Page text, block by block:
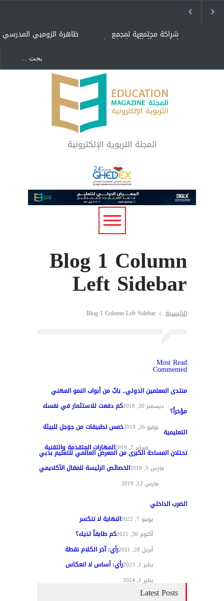
ظاهرة الزومبي المدرسي شراكة مجتمعية لمجمع
تعليمي بالطائف تستهدف
"كنت أنضرب ومافيني إلا
العافية" هل هذا مبرر
لاستمرار أسلوب التربية
المتوارث؟
لماذا تعد برامج توعية الأطفال
بخصوصية الجسد وقاية لا
فضول؟
المجلة التربوية الإلكترونية
Blog 1 Column
Left Sidebar
الرئيسية Blog 1 Column Left Sidebar
Most Read
Commented
منتدى المعلمين الدولي.. بابٌ من أبواب النمو المهني
تغطيات ديسمبر 30, 2018 كم دفعت للاستثمار في نفسك مؤخراً؟
مواد عامة يوليو 26, 2019 خمس تطبيقات من جوجل للبيئة التعليمية
تقنيات التعليم فبراير 7, 2019 المهارات المتقدمة والتقنية
تحتلان المساحة الكبرى من المعرض العالمي للتعليم بدبي
مارس 5, 2019 الخصائص الرئيسة للمقال الأكاديمي
مارس 12, 2019
الضرب الداخلي
يونيو 7, 2022 النهاية لا تنكسر
أكتوبر 30, 2021 كم طابقاً لديك؟
أبريل 28, 2021 رأي: آخر الكلام نقطة
يناير 1, 2023 رأي: أساس لا انعكاس
يناير 1, 2024
Latest Posts